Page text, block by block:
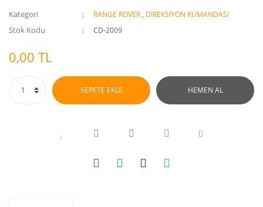
Kategori RANGE ROVER , DİREKSİYON KUMANDASI
Stok Kodu CD-2009
0,00 TL
SEPETE EKLE HEMEN AL